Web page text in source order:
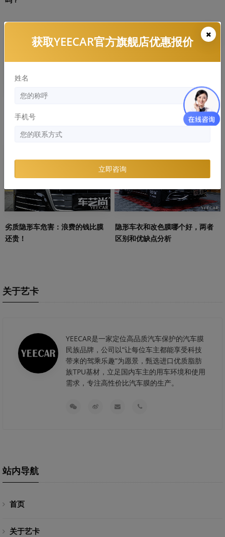
个好？
知识库
YEECAR：隐形车衣多久发黄，有
劣质隐形车危害：浪费的钱比膜
还贵！
隐形车衣和改色膜哪个好，两者
区别和优缺点分析
关于艺卡
YEECAR是一家定位高品质汽车保护的汽车膜
民族品牌，公司以“让每位车主都能享受科技
带来的驾乘乐趣”为愿景，甄选进口优质脂肪
族TPU基材，立足国内车主的用车环境和使用
需求，专注高性价比汽车膜的生产。
站内导航
首页
关于艺卡
获取YEECAR官方旗舰店优惠报价
姓名
手机号
立即咨询